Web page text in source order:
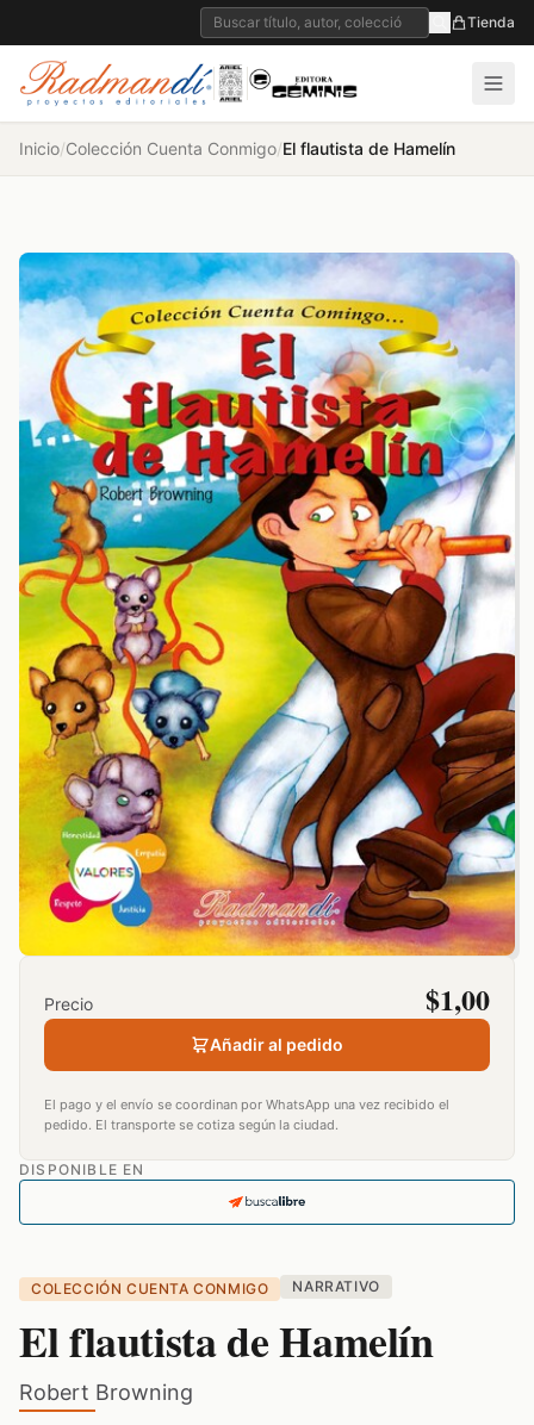
Tienda
Inicio/Colección Cuenta Conmigo/El flautista de Hamelín
Precio $1,00
Añadir al pedido
El pago y el envío se coordinan por WhatsApp una vez recibido el
pedido. El transporte se cotiza según la ciudad.
DISPONIBLE EN
COLECCIÓN CUENTA CONMIGO NARRATIVO
El flautista de Hamelín
Robert Browning